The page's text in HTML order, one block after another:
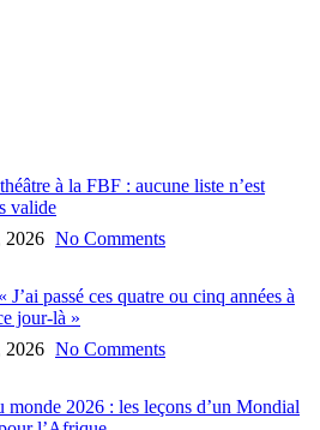
à la FBF : aucune liste n’est
valide
2026 No Comments
J’ai passé ces quatre ou cinq années à
jour-là »
2026 No Comments
monde 2026 : les leçons d’un Mondial